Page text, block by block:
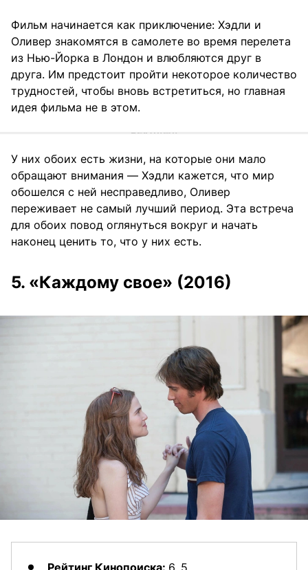
Фильм начинается как приключение: Хэдли и
Оливер знакомятся в самолете во время перелета
из Нью-Йорка в Лондон и влюбляются друг в
друга. Им предстоит пройти некоторое количество
трудностей, чтобы вновь встретиться, но главная
идея фильма не в этом.
У них обоих есть жизни, на которые они мало
обращают внимания — Хэдли кажется, что мир
обошелся с ней несправедливо, Оливер
переживает не самый лучший период. Эта встреча
для обоих повод оглянуться вокруг и начать
наконец ценить то, что у них есть.
5. «Каждому свое» (2016)